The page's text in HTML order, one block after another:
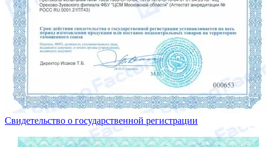
Свидетельство о государственной регистрации